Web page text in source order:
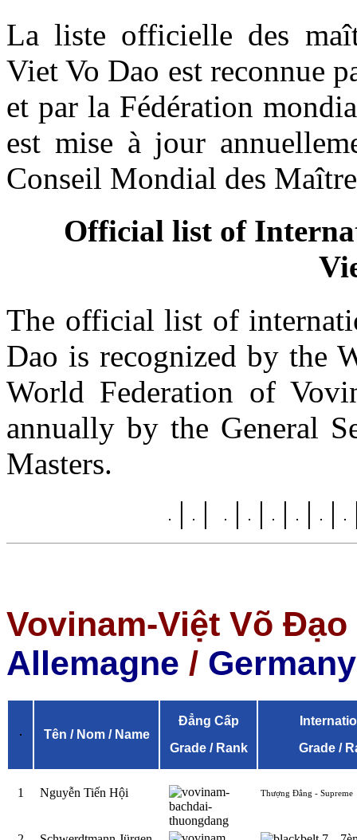
La liste officielle des
Viet Vo Dao est reconnue
et par la Fédération
est mise à jour
Conseil Mondial des
Official list of
The official list of
Dao is recognized by the
World Federation of
annually by the General
Masters.
|
| | | | | |
Vovinam-Việt Võ
Allemagne / Germany
Tên / Nom / Name
Đẳng Cấp
Grade / Rank
Grade /
1 Nguyễn Tiến Hội Thượng Đẳng - Supreme